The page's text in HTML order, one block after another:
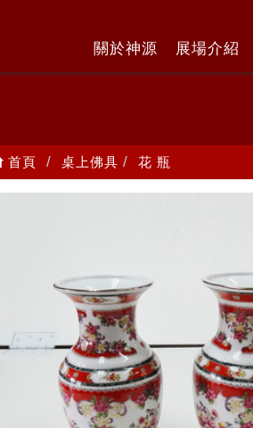
關於神源 展場介紹
首頁 桌上佛具 花 瓶